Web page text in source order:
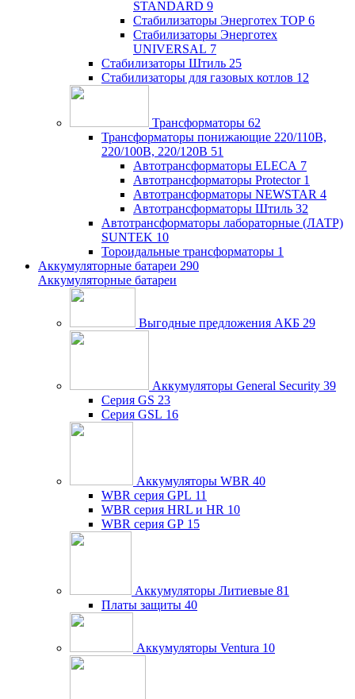
STANDARD 9
Стабилизаторы Энерготех TOP 6
Стабилизаторы Энерготех
UNIVERSAL 7
Стабилизаторы Штиль 25
Стабилизаторы для газовых котлов 12
Трансформаторы 62
Трансформаторы понижающие 220/110В,
220/100В, 220/120В 51
Автотрансформаторы ELECA 7
Автотрансформаторы Protector 1
Автотрансформаторы NEWSTAR 4
Автотрансформаторы Штиль 32
Автотрансформаторы лабораторные (ЛАТР)
SUNTEK 10
Тороидальные трансформаторы 1
Аккумуляторные батареи 290
Аккумуляторные батареи
Выгодные предложения АКБ 29
Аккумуляторы General Security 39
Серия GS 23
Серия GSL 16
Аккумуляторы WBR 40
WBR серия GPL 11
WBR серия HRL и HR 10
WBR серия GP 15
Аккумуляторы Литиевые 81
Платы защиты 40
Аккумуляторы Ventura 10